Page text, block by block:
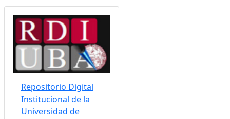
Somos indizados por: